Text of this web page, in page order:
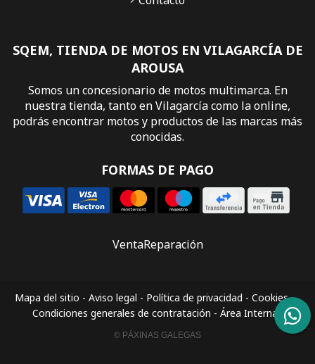
SQEM, TIENDA DE MOTOS EN VILAGARCÍA DE
AROUSA
Somos un concesionario de motos multimarca. En
nuestra tienda, tanto en Vilagarcía como la online,
podrás encontrar motos y productos de las marcas más
conocidas.
FORMAS DE PAGO
VentaReparación
Mapa del sitio - Aviso legal - Política de privacidad - Cookies-
Condiciones generales de contratación - Área Interna
© PÁXINAS GALEGAS